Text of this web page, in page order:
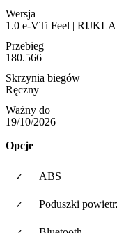
Wersja
1.0 e-VTi Feel |
Przebieg
180.566
Skrzynia biegów
Ręczny
Ważny do
19/10/2026
Opcje
ABS
Poduszki